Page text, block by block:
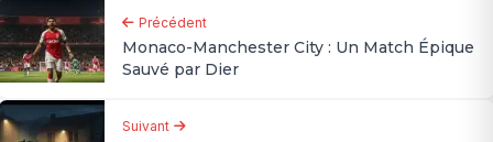
Précédent
Monaco-Manchester City : Un Match Épique
Sauvé par Dier
Suivant